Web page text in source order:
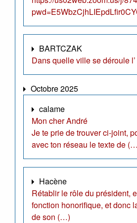
BARTCZAK
Dans quelle ville se déroule
Octobre 2025
calame
Mon cher André
Je te prie de trouver ci-joint,
avec ton réseau le texte de
Hacène
Rétablir le rôle du président,
fonction honorifique, et donc
de son (…)